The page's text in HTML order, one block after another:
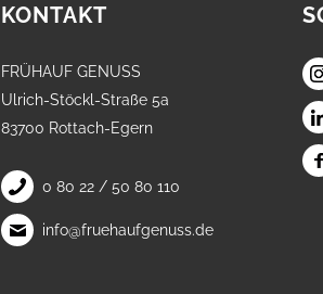
KONTAKT
FRÜHAUF GENUSS
Ulrich-Stöckl-Straße 5a
83700 Rottach-Egern
0 80 22 / 50 80 110
info@fruehaufgenuss.de